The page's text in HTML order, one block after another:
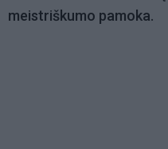
meistriškumo pamoka.